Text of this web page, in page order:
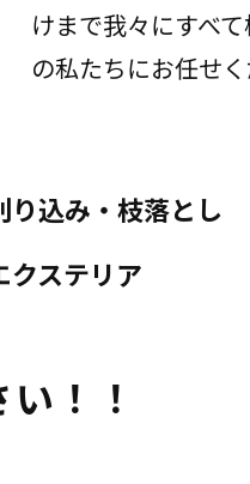
けまで我々にすべ
の私たちにお任せく
り込み・枝落とし
クステリア
！！